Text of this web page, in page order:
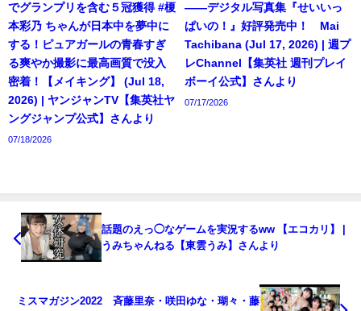
でグランプリを含む５冠獲得 #榎
本彩乃 ちゃんが日本中を夢中に
する！ピュアガールの青春すぎ
る爽やか撮影に最高画質で没入
密着！【メイキング】 (Jul 18,
2026) | ヤンジャンTV【集英社ヤ
ングジャンプ公式】さんより
07/18/2026
――デジタル写真集『せいいっ
ぱいの！』好評発売中！ Mai
Tachibana (Jul 17, 2026) | 週プ
レChannel【集英社 週刊プレイ
ボーイ公式】さんより
07/17/2026
話題のえっ◯なゲームを実況するww 【エコカリ】 |
うみちゃんねる【東雲うみ】さんより
ミスマガジン2022 斉藤里奈・咲田ゆな・瑚々・藤